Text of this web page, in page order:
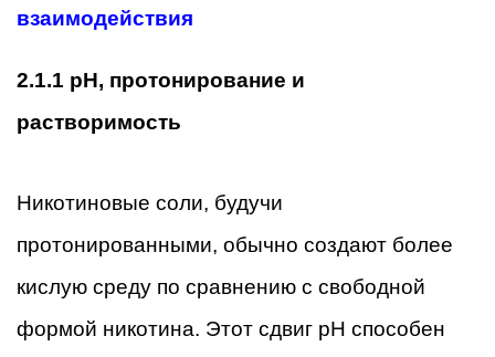
взаимодействия
2.1.1 pH, протонирование и
растворимость
Никотиновые соли, будучи
протонированными, обычно создают более
кислую среду по сравнению с свободной
формой никотина. Этот сдвиг pH способен